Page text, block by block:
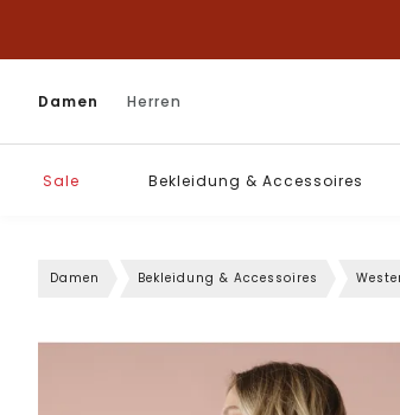
Damen Herren
Sale Bekleidung & Accessoires
Damen Bekleidung & Accessoires